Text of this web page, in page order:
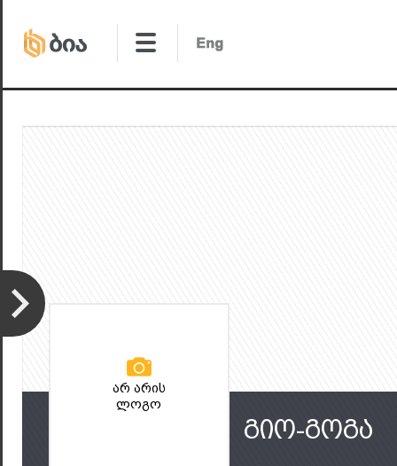
არ არის
ლოგო
გიო-გოგა